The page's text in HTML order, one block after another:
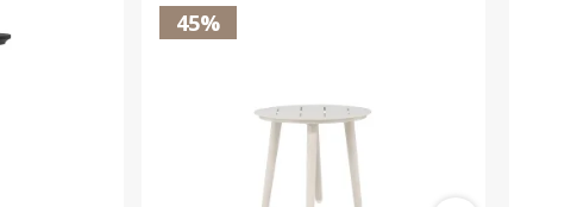
45%